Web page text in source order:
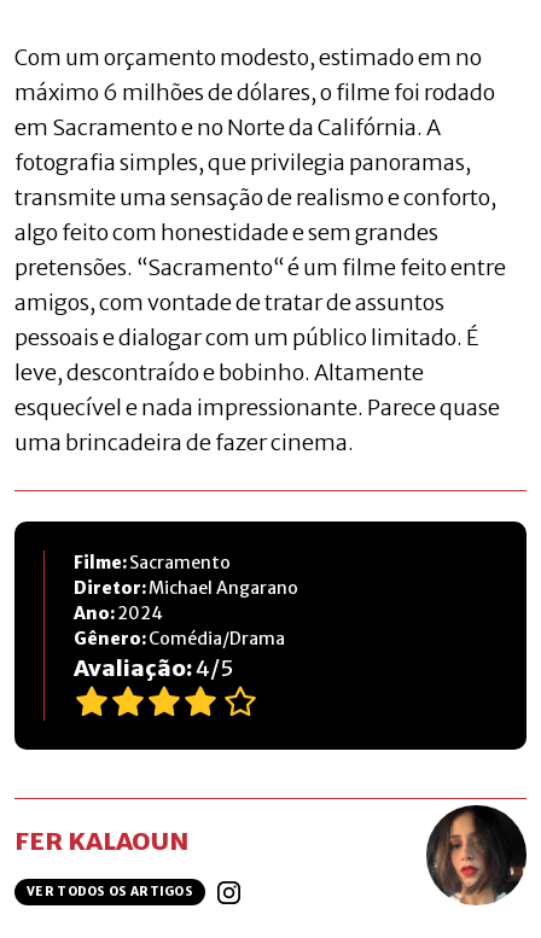
Com um orçamento modesto, estimado em no
máximo 6 milhões de dólares, o filme foi rodado
em Sacramento e no Norte da Califórnia. A
fotografia simples, que privilegia panoramas,
transmite uma sensação de realismo e conforto,
algo feito com honestidade e sem grandes
pretensões. “Sacramento“ é um filme feito entre
amigos, com vontade de tratar de assuntos
pessoais e dialogar com um público limitado. É
leve, descontraído e bobinho. Altamente
esquecível e nada impressionante. Parece quase
uma brincadeira de fazer cinema.
Filme:Sacramento
Diretor:Michael Angarano
Ano:2024
Gênero:Comédia/Drama
Avaliação:4/5
FER KALAOUN
VER TODOS OS ARTIGOS